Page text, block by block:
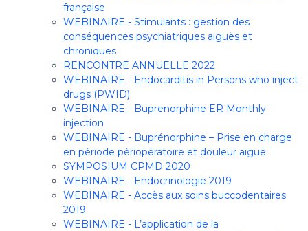
française
WEBINAIRE - Stimulants : gestion des
conséquences psychiatriques aiguës et
chroniques
RENCONTRE ANNUELLE 2022
WEBINAIRE - Endocarditis in Persons who inject
drugs (PWID)
WEBINAIRE - Buprenorphine ER Monthly
injection
WEBINAIRE - Buprénorphine – Prise en charge
en période périopératoire et douleur aiguë
SYMPOSIUM CPMD 2020
WEBINAIRE - Endocrinologie 2019
WEBINAIRE - Accès aux soins buccodentaires
2019
WEBINAIRE - L’application de la